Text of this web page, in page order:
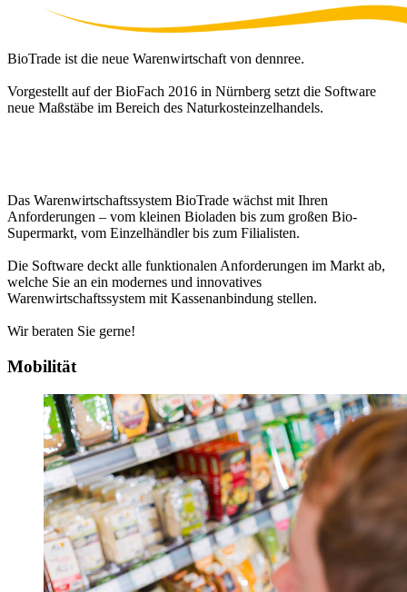
BioTrade ist die neue Warenwirtschaft von dennree.
Vorgestellt auf der BioFach 2016 in Nürnberg setzt die Software
neue Maßstäbe im Bereich des Naturkosteinzelhandels.
Das Warenwirtschaftssystem BioTrade wächst mit Ihren
Anforderungen – vom kleinen Bioladen bis zum großen Bio-
Supermarkt, vom Einzelhändler bis zum Filialisten.
Die Software deckt alle funktionalen Anforderungen im Markt ab,
welche Sie an ein modernes und innovatives
Warenwirtschaftssystem mit Kassenanbindung stellen.
Wir beraten Sie gerne!
Mobilität